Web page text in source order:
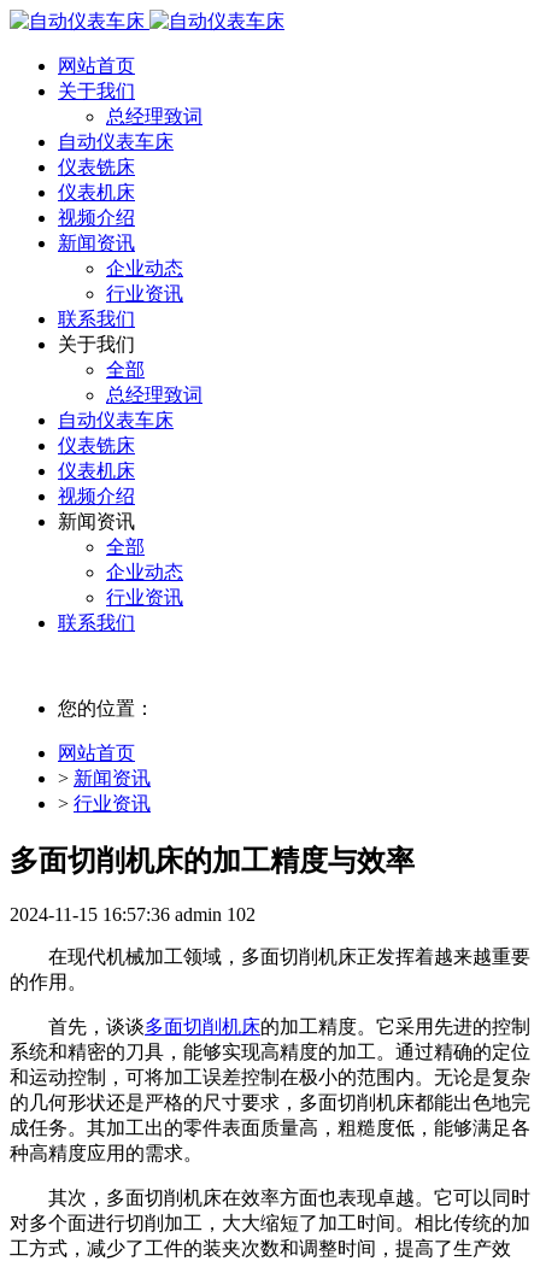
网站首页
关于我们
总经理致词
自动仪表车床
仪表铣床
仪表机床
视频介绍
新闻资讯
企业动态
行业资讯
联系我们
关于我们
全部
总经理致词
自动仪表车床
仪表铣床
仪表机床
视频介绍
新闻资讯
全部
企业动态
行业资讯
联系我们
您的位置：
网站首页
> 新闻资讯
> 行业资讯
多面切削机床的加工精度与效率
2024-11-15 16:57:36 admin 102
在现代机械加工领域，多面切削机床正发挥着越来越重要
的作用。
首先，谈谈多面切削机床的加工精度。它采用先进的控制
系统和精密的刀具，能够实现高精度的加工。通过精确的定位
和运动控制，可将加工误差控制在极小的范围内。无论是复杂
的几何形状还是严格的尺寸要求，多面切削机床都能出色地完
成任务。其加工出的零件表面质量高，粗糙度低，能够满足各
种高精度应用的需求。
其次，多面切削机床在效率方面也表现卓越。它可以同时
对多个面进行切削加工，大大缩短了加工时间。相比传统的加
工方式，减少了工件的装夹次数和调整时间，提高了生产效